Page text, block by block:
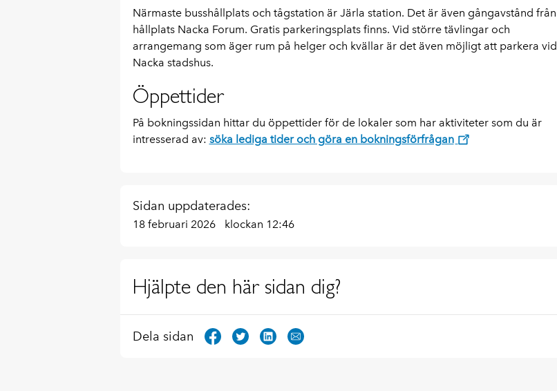
Närmaste busshållplats och tågstation är Järla station. Det är även gångavstånd från
hållplats Nacka Forum. Gratis parkeringsplats finns. Vid större tävlingar och
arrangemang som äger rum på helger och kvällar är det även möjligt att parkera vid
Nacka stadshus.
Öppettider
På bokningssidan hittar du öppettider för de lokaler som har aktiviteter som du är
intresserad av: söka lediga tider och göra en bokningsförfrågan
Sidan uppdaterades:
18 februari 2026 klockan 12:46
Hjälpte den här sidan dig?
Dela sidan